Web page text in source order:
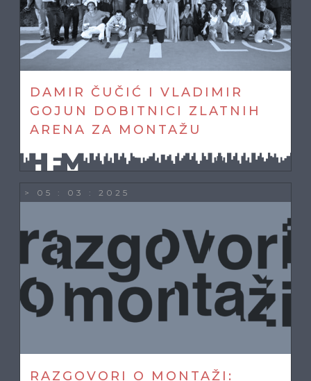
DAMIR ČUČIĆ I VLADIMIR
GOJUN DOBITNICI ZLATNIH
ARENA ZA MONTAŽU
> 05 : 03 : 2025
RAZGOVORI O MONTAŽI: